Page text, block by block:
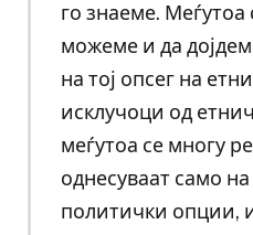
го знаеме.
можеме и да
на тој опсег на
исклучоци од
меѓутоа се многу
однесуваат само
политички опции,